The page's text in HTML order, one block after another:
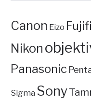
Canon Eizo
Nikon
Panasonic
Sigma Sony